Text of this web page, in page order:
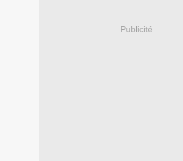
Publicité